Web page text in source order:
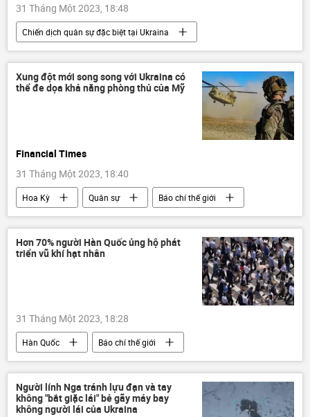
31 Tháng Một 2023, 18:48
Chiến dịch quân sự đặc biệt tại Ukraina
Cuộc khủng hoảng ở Ukraina
Ukraina
Video từ Ukraina
DNR
LNR
Sáp nhập DNR, LNR, Zaporozhye và Kherson vào Nga
Xung đột mới song song với Ukraina có
thể đe dọa khả năng phòng thủ của Mỹ
Financial Times
31 Tháng Một 2023, 18:40
Hoa Kỳ Quân sự
Báo chí thế giới
Thế giới
an ninh
Hơn 70% người Hàn Quốc ủng hộ phát
triển vũ khí hạt nhân
31 Tháng Một 2023, 18:28
Hàn Quốc
Báo chí thế giới
Thế giới
vũ khí hạt nhân
Xã hội
Bắc Triều Tiên
Người lính Nga tránh lựu đạn và tay
không "bắt giặc lái" bẻ gãy máy bay
không người lái của Ukraina